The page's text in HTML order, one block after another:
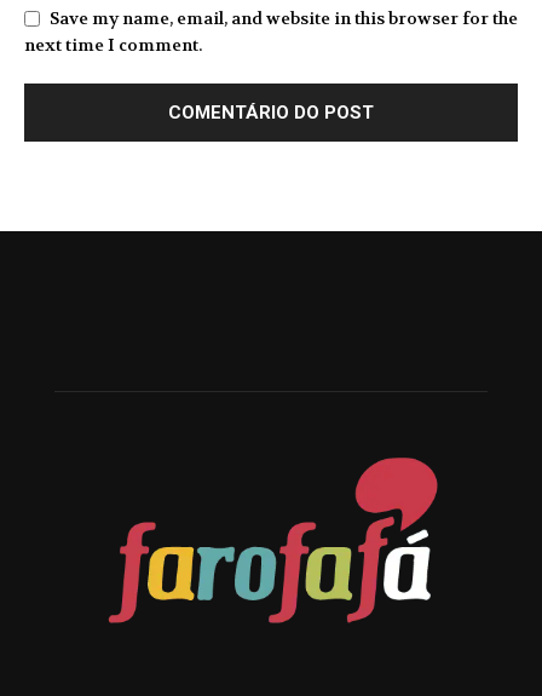
Save my name, email, and website in this browser for the
next time I comment.